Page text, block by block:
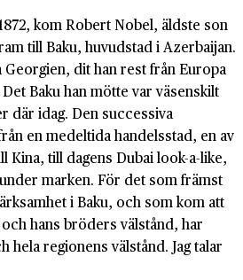
kom Robert Nobel, äldste son
till Baku, huvudstad i Azerbaijan.
Georgien, dit han rest från Europa
Baku han mötte var väsenskilt
där idag. Den successiva
en medeltida handelsstad, en av
Kina, till dagens Dubai look-a-like,
marken. För det som främst
i Baku, och som kom att
hans bröders välstånd, har
hela regionens välstånd. Jag talar